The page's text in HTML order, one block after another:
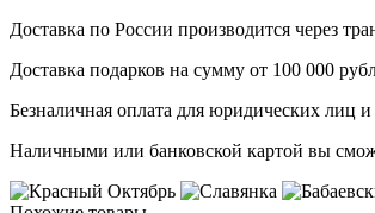
Доставка по России производится через
Доставка подарков на сумму от 100 000
Безналичная оплата для юридических лиц
Наличными или банковской картой вы